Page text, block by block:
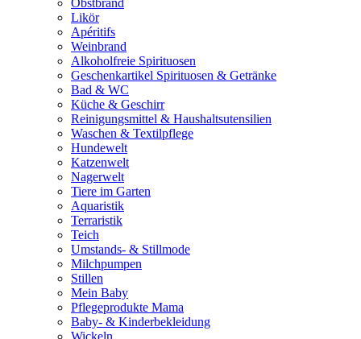
Obstbrand
Likör
Apéritifs
Weinbrand
Alkoholfreie Spirituosen
Geschenkartikel Spirituosen & Getränke
Bad & WC
Küche & Geschirr
Reinigungsmittel & Haushaltsutensilien
Waschen & Textilpflege
Hundewelt
Katzenwelt
Nagerwelt
Tiere im Garten
Aquaristik
Terraristik
Teich
Umstands- & Stillmode
Milchpumpen
Stillen
Mein Baby
Pflegeprodukte Mama
Baby- & Kinderbekleidung
Wickeln